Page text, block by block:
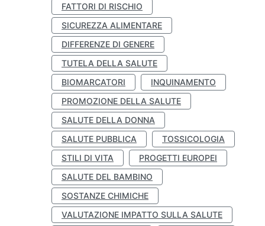
FATTORI DI RISCHIO
SICUREZZA ALIMENTARE
DIFFERENZE DI GENERE
TUTELA DELLA SALUTE
BIOMARCATORI
INQUINAMENTO
PROMOZIONE DELLA SALUTE
SALUTE DELLA DONNA
SALUTE PUBBLICA
TOSSICOLOGIA
STILI DI VITA
PROGETTI EUROPEI
SALUTE DEL BAMBINO
SOSTANZE CHIMICHE
VALUTAZIONE IMPATTO SULLA SALUTE